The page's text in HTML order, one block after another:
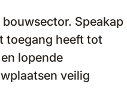
Speakap
toegang heeft tot
lopende
veilig